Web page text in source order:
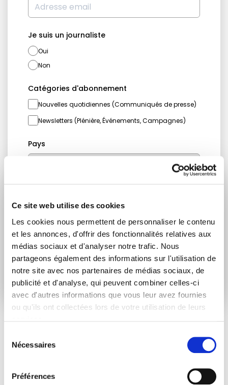
Ce site web utilise des cookies
Les cookies nous permettent de personnaliser le contenu
et les annonces, d'offrir des fonctionnalités relatives aux
médias sociaux et d'analyser notre trafic. Nous
partageons également des informations sur l'utilisation de
notre site avec nos partenaires de médias sociaux, de
publicité et d'analyse, qui peuvent combiner celles-ci
avec d'autres informations que vous leur avez fournies
ou qu'ils ont collectées lors de votre utilisation de leurs
Nécessaires
Préférences
Je suis un journaliste
Oui
Non
Catégories d'abonnement
Nouvelles quotidiennes (Communiqués de presse)
Newsletters (Plénière, Événements, Campagnes)
Pays
communications.
Données personnelles
* Please note that EN is the main
communication language
Soumettre
ARTICLES LIÉS
Actualités